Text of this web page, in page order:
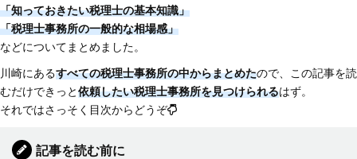
「知っておきたい税理士の基本知識」
「税理士事務所の一般的な相場感」
などについてまとめました。
川崎にあるすべての税理士事務所の中からまとめたので、この記事を読
むだけできっと依頼したい税理士事務所を見つけられるはず。
それではさっそく目次からどうぞ
記事を読む前に